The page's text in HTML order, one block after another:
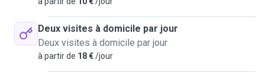
Deux visites à domicile par jour
Deux visites à domicile par jour
à partir de 18 €/jour